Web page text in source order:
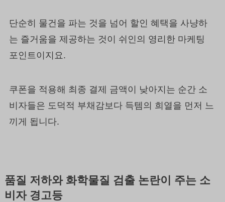
단순히 물건을 파는 것을 넘어 할인 혜택을 사냥하
는 즐거움을 제공하는 것이 쉬인의 영리한 마케팅
포인트이지요.
쿠폰을 적용해 최종 결제 금액이 낮아지는 순간 소
비자들은 도덕적 부채감보다 득템의 희열을 먼저 느
끼게 됩니다.
품질 저하와 화학물질 검출 논란이 주는 소
비자 경고등